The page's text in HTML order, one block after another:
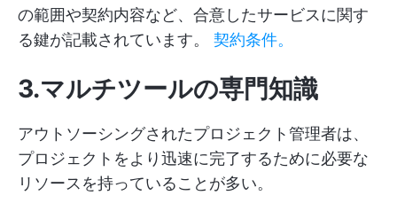
の範囲や契約内容など、合意したサービスに関す
る鍵が記載されています。 契約条件。
3.マルチツールの専門知識
アウトソーシングされたプロジェクト管理者は、
プロジェクトをより迅速に完了するために必要な
リソースを持っていることが多い。